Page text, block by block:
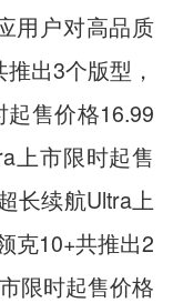
用户对高品质
出3个版型，
售价格16.99
上市限时起售
长续航Ultra上
克10+共推出2
限时起售价格